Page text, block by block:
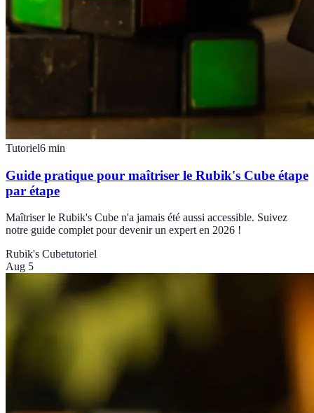
Tutoriel6 min
Guide pratique pour maîtriser le Rubik's Cube étape
par étape
Maîtriser le Rubik's Cube n'a jamais été aussi accessible. Suivez
notre guide complet pour devenir un expert en 2026 !
Rubik's Cubetutoriel
Aug 5